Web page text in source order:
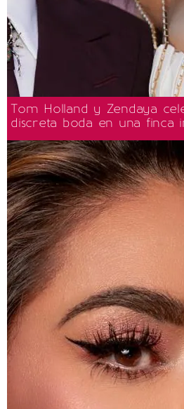
Tom Holland y Zendaya
discreta boda en una finca